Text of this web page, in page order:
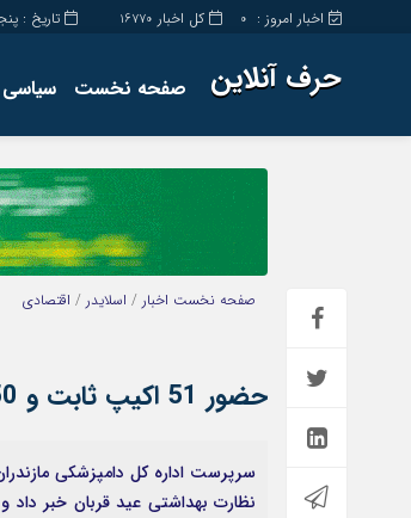
کل اخبار 16770 اخبار امروز : 0 تاریخ : پنجشنبه,
حرف آنلاین صفحه نخست سیاسی
صفحه نخست اخبار / اسلایدر / اقتصادی
حضور 51 اکیپ ثابت و 50 اکیپ سیار در طرح تشدید نظارت بهداشتی عید قربان
نظارت بهداشتی عید قربان خبر داد